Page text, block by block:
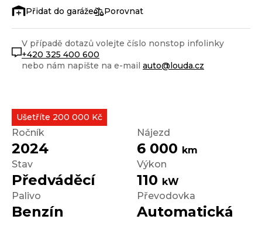
Ušetříte 200 000 Kč
Ročník
2024
Nájezd
6 000 km
Stav
Předváděcí
Výkon
110 kW
Palivo
Benzín
Převodovka
Automatická
Porovnat
V případě dotazů volejte číslo nonstop infolinky
+420 325 400 600
nebo nám napište na e-mail auto@louda.cz